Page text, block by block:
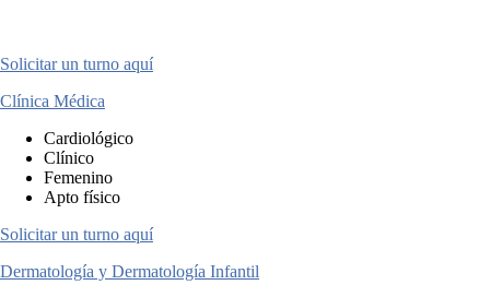
Solicitar un turno aquí
Clínica Médica
Cardiológico
Clínico
Femenino
Apto físico
Solicitar un turno aquí
Dermatología y Dermatología Infantil